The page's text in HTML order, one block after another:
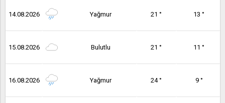
14.08.2026 Yağmur 21 ° 13 °
15.08.2026 Bulutlu 21 ° 11 °
16.08.2026 Yağmur 24 ° 9 °